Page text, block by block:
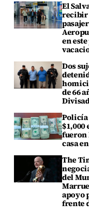
El
recibir
en
Dos
de 66
Policía
$1,000
fueron
casa
The
del
apoyo
frente